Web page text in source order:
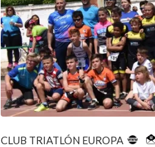
CLUB TRIATLÓN EUROPA